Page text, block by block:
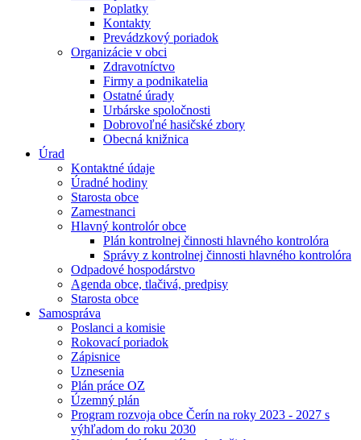
Poplatky
Kontakty
Prevádzkový poriadok
Organizácie v obci
Zdravotníctvo
Firmy a podnikatelia
Ostatné úrady
Urbárske spoločnosti
Dobrovoľné hasičské zbory
Obecná knižnica
Úrad
Kontaktné údaje
Úradné hodiny
Starosta obce
Zamestnanci
Hlavný kontrolór obce
Plán kontrolnej činnosti hlavného kontrolóra
Správy z kontrolnej činnosti hlavného kontrolóra
Odpadové hospodárstvo
Agenda obce, tlačivá, predpisy
Starosta obce
Samospráva
Poslanci a komisie
Rokovací poriadok
Zápisnice
Uznesenia
Plán práce OZ
Územný plán
Program rozvoja obce Čerín na roky 2023 - 2027 s
výhľadom do roku 2030